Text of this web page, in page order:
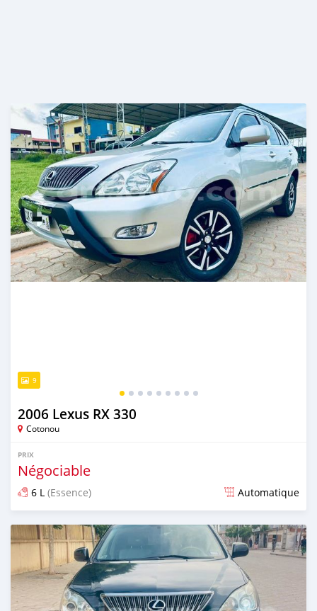
9
2006 Lexus RX 330
Cotonou
PRIX
Négociable
6 L (Essence) Automatique
Publié il y a environ un mois